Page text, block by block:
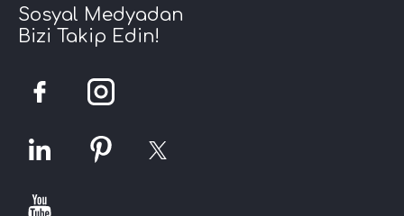
Sosyal Medyadan
Bizi Takip Edin!